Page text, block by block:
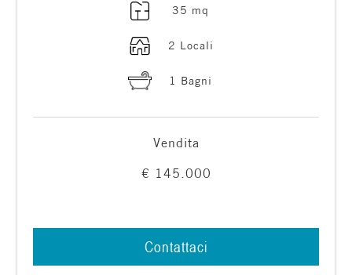
35 mq
2 Locali
1 Bagni
Vendita
€ 145.000
Contattaci